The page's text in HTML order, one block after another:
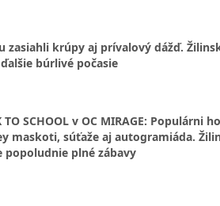
zasiahli krúpy aj prívalový dážď.
búrlivé počasie
TO SCHOOL v OC MIRAGE: Populárni
maskoti, súťaže aj autogramiáda.
popoludnie plné zábavy